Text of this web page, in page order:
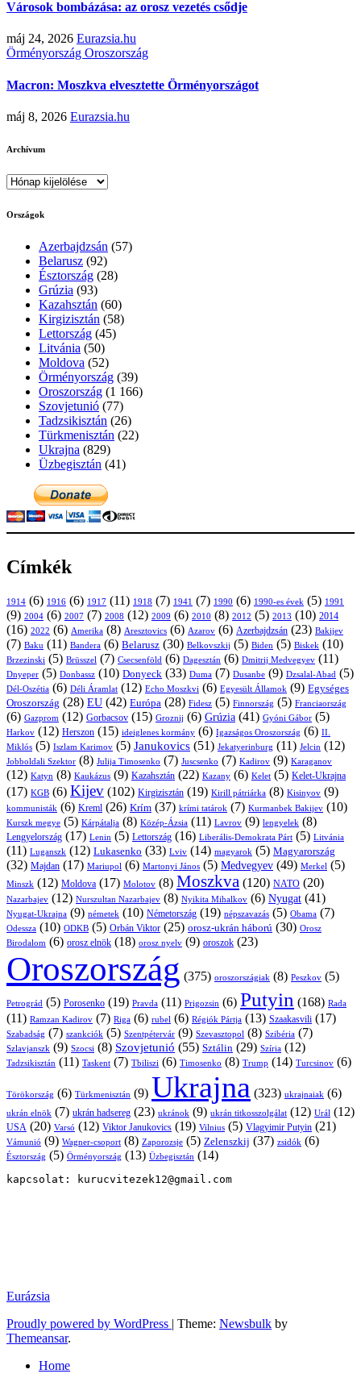
Városok bombázása: az orosz vezetés csődje
máj 24, 2026 Eurazsia.hu
Örményország Oroszország
Macron: Moszkva elvesztette Örményországot
máj 8, 2026 Eurazsia.hu
Archívum
Archívum
Országok
Azerbajdzsán (57)
Belarusz (92)
Észtország (28)
Grúzia (93)
Kazahsztán (60)
Kirgizisztán (58)
Lettország (45)
Litvánia (50)
Moldova (52)
Örményország (39)
Oroszország (1 166)
Szovjetunió (77)
Tadzsikisztán (26)
Türkmenisztán (22)
Ukrajna (829)
Üzbegisztán (41)
Címkék
1914 (6) 1916 (6) 1917 (11) 1918 (7) 1941 (7) 1990 (6) 1990-es évek (5) 1991
(9) 2004 (6) 2007 (7) 2008 (12) 2009 (6) 2010 (8) 2012 (5) 2013 (10) 2014
(16) 2022 (6) Amerika (8) Aresztovics (6) Azarov (6) Azerbajdzsán (23) Bakijev
(7) Baku (11) Bandera (6) Belarusz (30) Belkovszkij (5) Biden (5) Biskek (10)
Brzezinski (5) Brüsszel (7) Csecsenföld (6) Dagesztán (6) Dmitrij Medvegyev (11)
Dnyeper (5) Donbassz (10) Donyeck (33) Duma (7) Dusanbe (9) Dzsalal-Abad (5)
Dél-Oszétia (6) Déli Áramlat (12) Echo Moszkvi (6) Egyesült Államok (9) Egységes
Oroszország (28) EU (42) Európa (28) Fidesz (5) Finnország (5) Franciaország
(6) Gazprom (12) Gorbacsov (15) Groznij (6) Grúzia (41) Gyóni Gábor (5)
Harkov (12) Herszon (15) ideiglenes kormány (6) Igazságos Oroszország (6) II.
Miklós (5) Iszlam Karimov (5) Janukovics (51) Jekatyerinburg (11) Jelcin (12)
Jobboldali Szektor (8) Julija Timosenko (7) Juscsenko (7) Kadirov (9) Karaganov
(12) Katyn (8) Kaukázus (9) Kazahsztán (22) Kazany (6) Kelet (5) Kelet-Ukrajna
(17) KGB (6) Kijev (102) Kirgizisztán (19) Kirill pátriárka (8) Kisinyov (9)
kommunisták (6) Kreml (26) Krím (37) krími tatárok (7) Kurmanbek Bakijev (10)
Kurszk megye (5) Kárpátalja (8) Közép-Ázsia (11) Lavrov (9) lengyelek (8)
Lengyelország (17) Lenin (5) Lettország (16) Liberális-Demokrata Párt (5) Litvánia
(11) Luganszk (12) Lukasenko (33) Lviv (14) magyarok (5) Magyarország
(32) Majdan (17) Mariupol (6) Martonyi János (5) Medvegyev (49) Merkel (5)
Minszk (12) Moldova (17) Molotov (8) Moszkva (120) NATO (20)
Nazarbajev (12) Nurszultan Nazarbajev (8) Nyikita Mihalkov (6) Nyugat (41)
Nyugat-Ukrajna (9) németek (10) Németország (19) népszavazás (5) Obama (7)
Odessza (10) ODKB (5) Orbán Viktor (25) orosz-ukrán háború (30) Orosz
Birodalom (6) orosz elnök (18) orosz nyelv (9) oroszok (23)
Oroszország (375) oroszországiak (8) Peszkov (5)
Petrográd (5) Porosenko (19) Pravda (11) Prigozsin (6) Putyin (168) Rada
(11) Ramzan Kadirov (7) Riga (6) rubel (6) Régiók Pártja (13) Szaakasvili (17)
Szabadság (7) szankciók (5) Szentpétervár (9) Szevasztopol (8) Szibéria (7)
Szlavjanszk (9) Szocsi (8) Szovjetunió (55) Sztálin (29) Szíria (12)
Tadzsikisztán (11) Taskent (7) Tbiliszi (6) Timosenko (8) Trump (14) Turcsinov (6)
Törökország (6) Türkmenisztán (9) Ukrajna (323) ukrajnaiak (6)
ukrán elnök (7) ukrán hadsereg (23) ukránok (9) ukrán titkosszolgálat (12) Urál (12)
USA (20) Varsó (12) Viktor Janukovics (19) Vilnius (5) Vlagyimir Putyin (21)
Vámunió (9) Wagner-csoport (8) Zaporozsje (5) Zelenszkij (37) zsidók (6)
Észtország (5) Örményország (13) Üzbegisztán (14)
kapcsolat: kurucvitezek12@gmail.com
Eurázsia
Proudly powered by WordPress
Theme: Newsbulk by
Themeansar.
Home